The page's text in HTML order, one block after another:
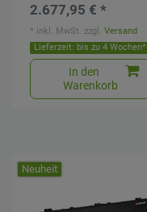
2.677,95 € *
Lieferzeit: bis zu 4 Wochen*
In den
Warenkorb
* inkl. MwSt. zzgl.Versand
Neuheit